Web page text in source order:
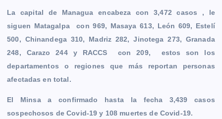
e
r
k
m
La capital de Managua encabeza con 3,472 casos , le
siguen Matagalpa con 969, Masaya 613, León 609, Estelí
500, Chinandega 310, Madriz 282, Jinotega 273, Granada
248, Carazo 244 y RACCS con 209, estos son los
departamentos o regiones que más reportan personas
afectadas en total.
El Minsa a confirmado hasta la fecha 3,439 casos
sospechosos de Covid-19 y 108 muertes de Covid-19.